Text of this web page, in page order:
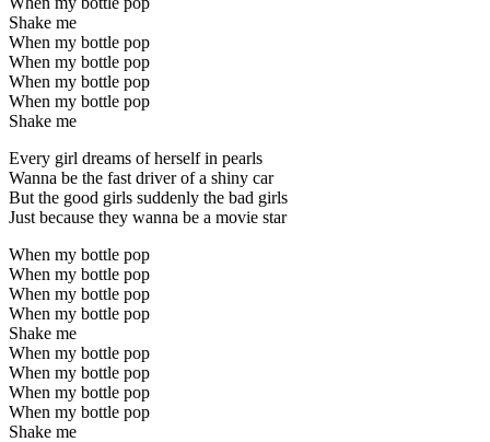
Shake me
When my bottle pop
When my bottle pop
When my bottle pop
When my bottle pop
Shake me
Every girl dreams of herself in pearls
Wanna be the fast driver of a shiny car
But the good girls suddenly the bad girls
Just because they wanna be a movie star
When my bottle pop
When my bottle pop
When my bottle pop
When my bottle pop
Shake me
When my bottle pop
When my bottle pop
When my bottle pop
When my bottle pop
Shake me